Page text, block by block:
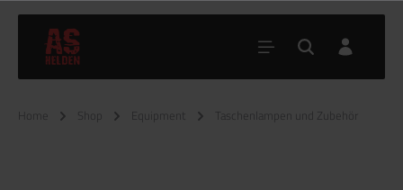
Home Shop Equipment Taschenlampen und Zubehör